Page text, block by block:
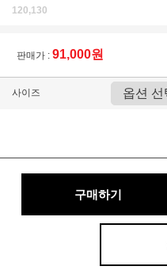
120,130
판매가 : 91,000원
사이즈
구매하기